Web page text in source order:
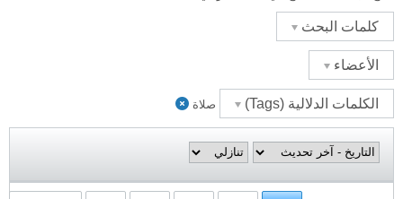
كلمات البحث
الأعضاء
الكلمات الدلالية (Tags) صلاة